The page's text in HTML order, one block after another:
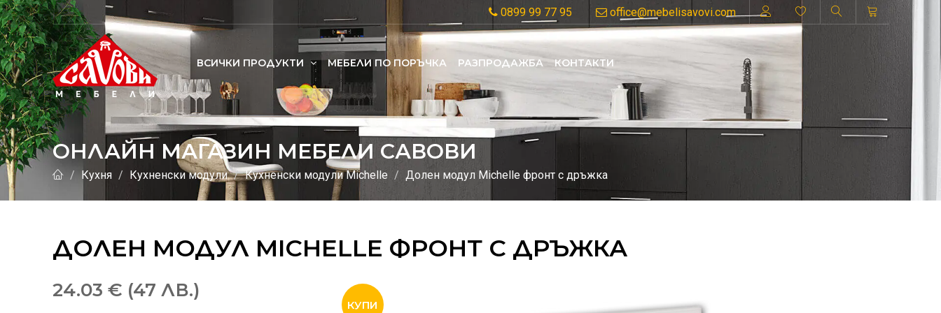
0899 99 77 95 office@mebelisavovi.com
ВСИЧКИ ПРОДУКТИ MЕБЕЛИ ПО ПОРЪЧКА РАЗПРОДАЖБА КОНТАКТИ
ОНЛАЙН МАГАЗИН МЕБЕЛИ САВОВИ
Кухня Кухненски модули Кухненски модули Michelle Долен модул Michelle фронт с дръжка
ДОЛЕН МОДУЛ MICHELLE ФРОНТ С ДРЪЖКА
24.03 € (47 ЛВ.)